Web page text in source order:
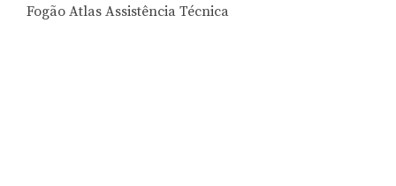
Fogão Atlas Assistência Técnica